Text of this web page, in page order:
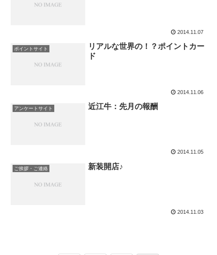
2014.11.07
ポイントサイト
リアルな世界の！？ポイントカー
ド
2014.11.06
アンケートサイト 近江牛：先月の報酬
2014.11.05
ご挨拶・ご連絡 新装開店♪
2014.11.03